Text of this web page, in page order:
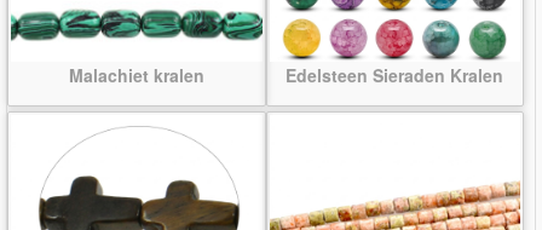
Malachiet kralen Edelsteen Sieraden Kralen